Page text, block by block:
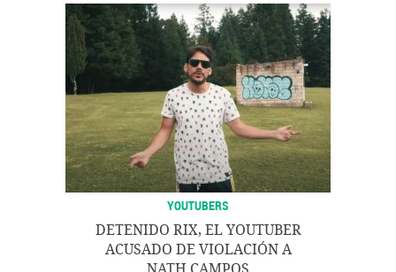
YOUTUBERS
DETENIDO RIX, EL YOUTUBER
ACUSADO DE VIOLACIÓN A